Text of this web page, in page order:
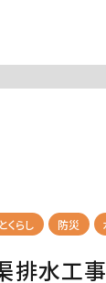
くらし 防災
排水工